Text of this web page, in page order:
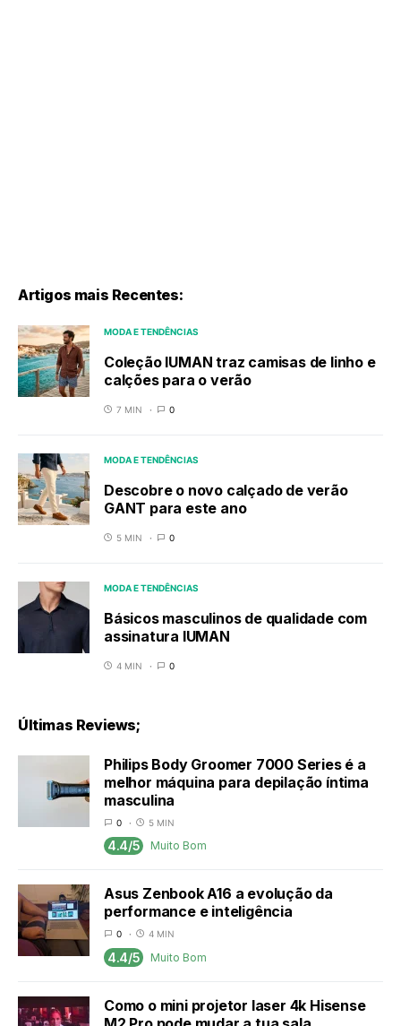
Artigos mais Recentes:
MODA E TENDÊNCIAS
Coleção IUMAN traz camisas de linho e
calções para o verão
7 MIN 0
MODA E TENDÊNCIAS
Descobre o novo calçado de verão
GANT para este ano
5 MIN 0
MODA E TENDÊNCIAS
Básicos masculinos de qualidade com
assinatura IUMAN
4 MIN 0
Últimas Reviews;
Philips Body Groomer 7000 Series é a
melhor máquina para depilação íntima
masculina
0 5 MIN
4.4/5 Muito Bom
Asus Zenbook A16 a evolução da
performance e inteligência
0 4 MIN
4.4/5 Muito Bom
Como o mini projetor laser 4k Hisense